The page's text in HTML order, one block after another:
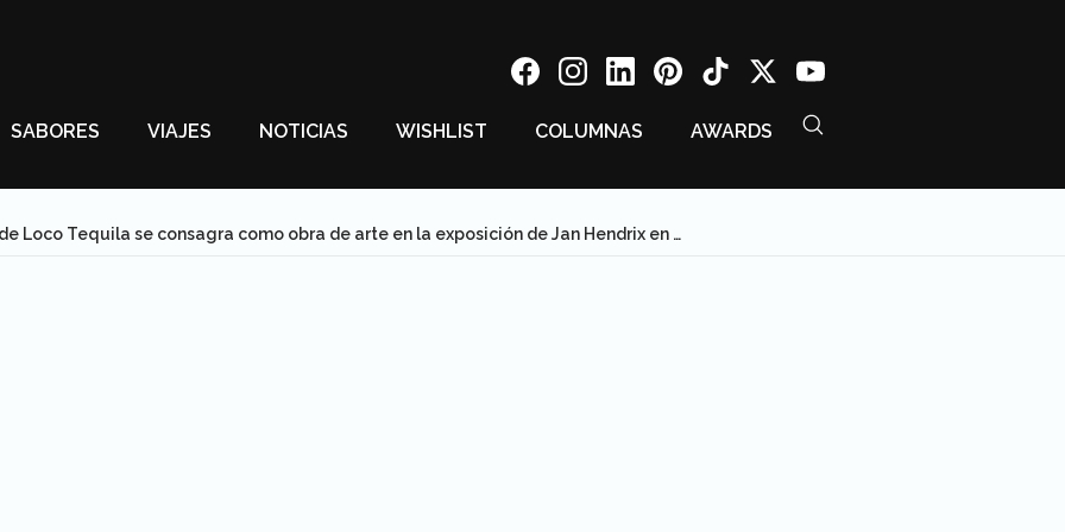
SABORES VIAJES NOTICIAS WISHLIST COLUMNAS AWARDS
Loco Hierofante, la locura genial de Loco Tequila se consagra como obra de arte en la exposición de Jan Hendrix en el Museo Kaluz